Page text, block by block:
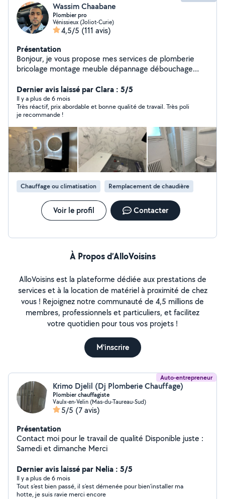
Wassim Chaabane
Plombier pro
Vénissieux (Joliot-Curie)
4,5/5 (111 avis)
Présentation
Bonjour, je vous propose mes services de plomberie
bricolage montage meuble dépannage débouchage
Dernier avis laissé par Clara : 5/5
Il y a plus de 6 mois
Très réactif, prix abordable et bonne qualité de travail. Très poli
je recommande !
Chauffage ou climatisation Remplacement de chaudière
Voir le profil Contacter
À Propos d’AlloVoisins
AlloVoisins est la plateforme dédiée aux prestations de
services et à la location de matériel à proximité de chez
vous ! Rejoignez notre communauté de 4,5 millions de
membres, professionnels et particuliers, et facilitez
votre quotidien pour tous vos projets !
M'inscrire
Auto-entrepreneur
Krimo Djelil (Dj Plomberie Chauffage)
Plombier chauffagiste
Vaulx-en-Velin (Mas-du-Taureau-Sud)
5/5 (7 avis)
Présentation
Contact moi pour le travail de qualité Disponible juste :
Samedi et dimanche Merci
Dernier avis laissé par Nelia : 5/5
Il y a plus de 6 mois
Tout s’est bien passé, il s’est démenée pour bien’installer ma
hotte, je suis ravie merci encore